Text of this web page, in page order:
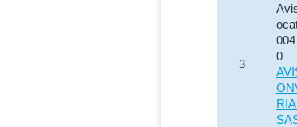
3
0